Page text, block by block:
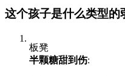
这个孩子是什么类型的
板凳
半颗糖甜到伤: